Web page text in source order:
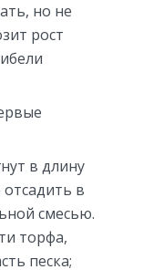
но не
рост
в длину
в
смесью.
торфа,
песка;